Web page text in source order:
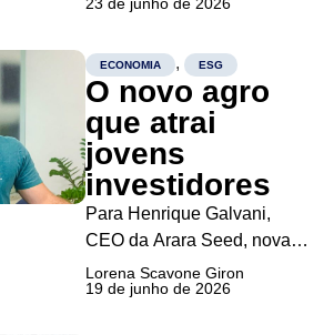
logística urbana da
ampliou sua frota elétrica no
Brasil com a incorporação
de 17 unidades da eSprinter
Furgão Street 320, da
Mercedes-Benz Cars &
Vans Brasil....
ECONOMIA , ESG
O novo agro
que atrai
jovens
investidores
Para Henrique Galvani,
CEO da Arara Seed, novas
gerações passaram a
enxergar o agro como um
Lorena Scavone Giron
19 de junho de 2026